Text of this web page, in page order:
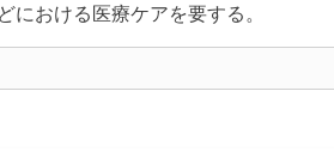
おける医療ケアを要する。